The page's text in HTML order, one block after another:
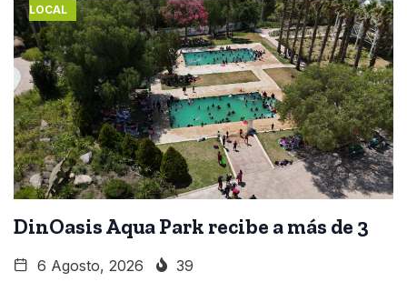
LOCAL
DinOasis Aqua Park recibe a más de 3
6 Agosto, 2026 39